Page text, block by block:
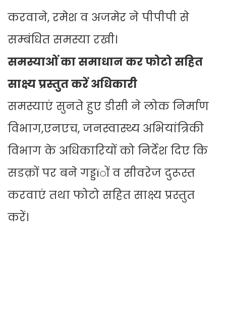
करवाने, रमेश व अजमेर ने पीपीपी से
सम्बंधित समस्या रखी।
समस्याओं का समाधान कर फोटो सहित
साक्ष्य प्रस्तुत करें अधिकारी
समस्याएं सुनते हुए डीसी ने लोक निर्माण
विभाग,एनएच, जनस्वास्थ्य अभियांत्रिकी
विभाग के अधिकारियों को निर्देश दिए कि
सडक़ों पर बने गड्डïों व सीवरेज दुरूस्त
करवाएं तथा फोटो सहित साक्ष्य प्रस्तुत
करें।